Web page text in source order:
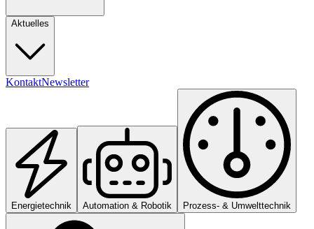
Aktuelles
KontaktNewsletter
Energietechnik Automation & Robotik Prozess- & Umwelttechnik